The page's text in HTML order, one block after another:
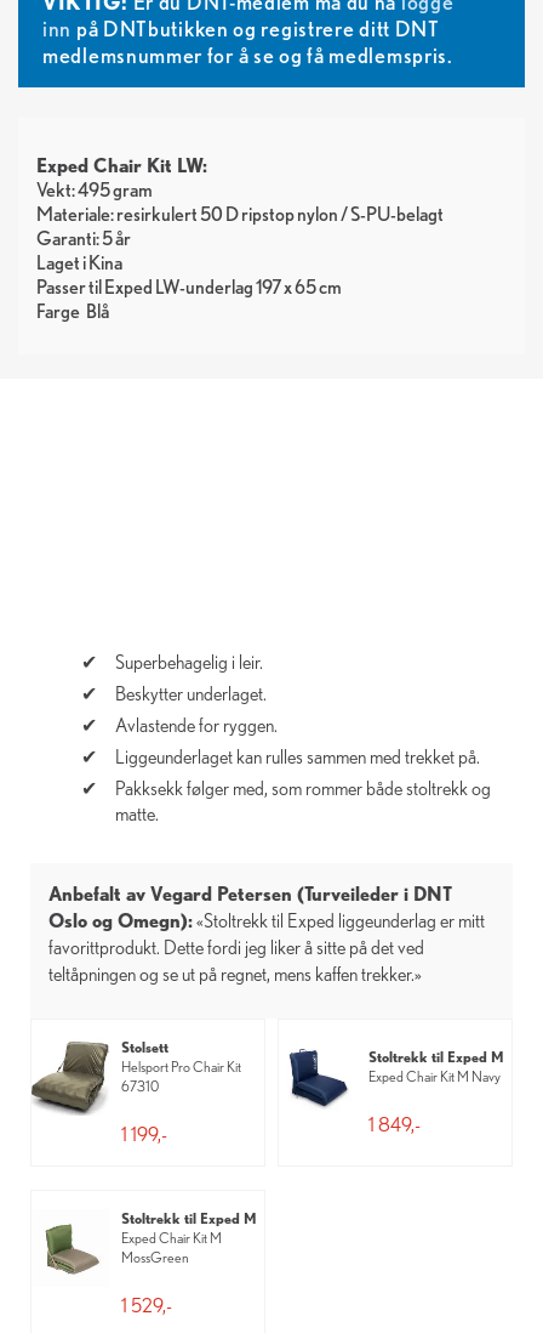
inn på DNTbutikken og registrere ditt DNT
medlemsnummer for å se og få medlemspris.
Exped Chair Kit LW:
Vekt: 495 gram
Materiale: resirkulert 50 D ripstop nylon / S-PU-belagt
Garanti: 5 år
Laget i Kina
Passer til Exped LW-underlag 197 x 65 cm
Farge Blå
Superbehagelig i leir.
Beskytter underlaget.
Avlastende for ryggen.
Liggeunderlaget kan rulles sammen med trekket på.
Pakksekk følger med, som rommer både stoltrekk og
matte.
Anbefalt av Vegard Petersen (Turveileder i DNT
Oslo og Omegn):«Stoltrekk til Exped liggeunderlag er mitt
favorittprodukt. Dette fordi jeg liker å sitte på det ved
teltåpningen og se ut på regnet, mens kaffen trekker.»
Stolsett
Helsport Pro Chair Kit
67310
1 199,-
Stoltrekk til Exped M
Exped Chair Kit M Navy
1 849,-
Stoltrekk til Exped M
Exped Chair Kit M
MossGreen
1 529,-